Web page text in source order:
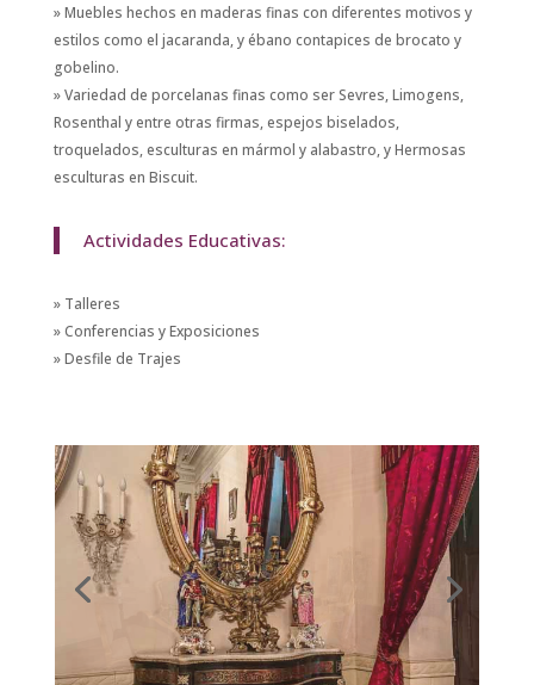
» Muebles hechos en maderas finas con diferentes motivos y
estilos como el jacaranda, y ébano contapices de brocato y
gobelino.
» Variedad de porcelanas finas como ser Sevres, Limogens,
Rosenthal y entre otras firmas, espejos biselados,
troquelados, esculturas en mármol y alabastro, y Hermosas
esculturas en Biscuit.
Actividades Educativas:
» Talleres
» Conferencias y Exposiciones
» Desfile de Trajes